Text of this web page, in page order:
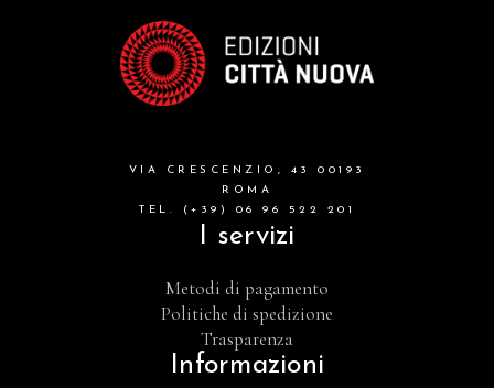
VIA CRESCENZIO, 43 00193
ROMA
TEL. (+39) 06 96 522 201
I servizi
Metodi di pagamento
Politiche di spedizione
Trasparenza
Informazioni